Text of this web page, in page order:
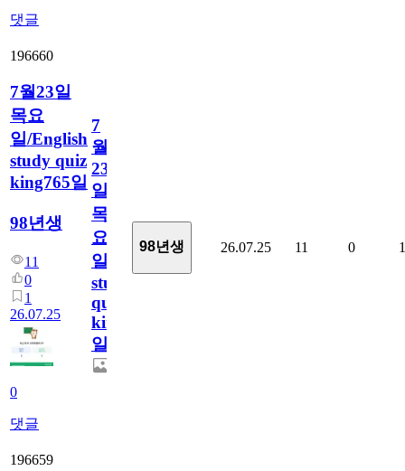
댓글
196660
7월23일
목요
일/English
study quiz
king765일
98년생
11
0
1
26.07.25
0
댓글
7
월
23
일
목
요
일/English
study
quiz
king765
일
98년생 26.07.25 11 0 1
196659